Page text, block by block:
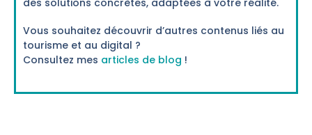
Vous souhaitez découvrir d’autres contenus liés au
tourisme et au digital ?
Consultez mes articles de blog !